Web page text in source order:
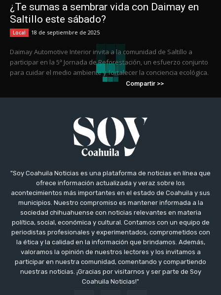
¿Te sumas a sembrar vida con Daimay en
Saltillo este sábado?
Local 18 de septiembre de 2025
Daimay Automotive Interior invita a la comunidad de Saltillo a
participar en la 5ª Jornada de Reforestación, un esfuerzo conjunto
para cuidar el medio ambiente y fortalecer la conciencia ecológica.
Compartir >>
"Soy Coahuila Noticias es una plataforma de noticias en línea que
ofrece información actualizada y veraz sobre los
acontecimientos más importantes en el estado de Coahuila y sus
municipios. Nuestro compromiso es mantener informada a la
sociedad chihuahuense con noticias relevantes en materia
política, social, económica y cultural. Contamos con un equipo de
periodistas profesionales y experimentados, comprometidos con
la ética y la calidad en la información que brindamos. Además,
valoramos la opinión de nuestros lectores y los invitamos a
participar en nuestra comunidad, comentando y compartiendo
nuestras noticias. ¡Gracias por visitarnos y ser parte de Soy
Coahuila Noticias!"